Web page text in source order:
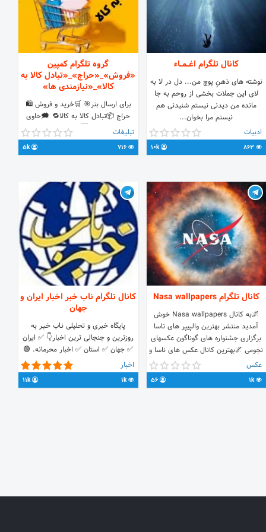
کانال تلگرام اغــمــاء
نوشته های ذهنِ پوچ من... دل در لا به
لای این جملات بخشی از روحم به جا
مانده من دیدنی نیستم شنیدنی هم
نیستم مرا بخوان...
#کپی_همراه_ذکر_منبع پیام ناشناس 👇
https://t.me/BiChatBot?start=sc-
295279-FuxHkU3
ادبیات
863
10k
گروه تلگرام کمپین
«فروش»_«حراج»_«تبادل کالا به
کالا»_«نیازمندی ها»
برای ارسال بنر🎯 🛒خرید و فروش 🛍
حراج 📦تبادل کالا به کالا🔁 🗯حاوی
🔗لینک و تگ 🆔کانالتون↘️ به ربات
@kharidoforoshkala_bot بنر خود را
ارسال کنید.
تبلیغات
716
5k
کانال تلگرام Nasa wallpapers
🌌به کانال Nasa wallpapers خوش
آمدید منتشر بهترین والپیپر های ناسا
برگزاری جشنواره های گوناگون عکسهای
نجومی 🌌بهترین کانال عکس های ناسا و
نجومی برای تبادل و پیشنهادات به آیدی
زیر مراجعه کنید
https://t.me/amiralidaraeinejad
عکس
1k
56
کانال تلگرام ناب خبر اخبار ایران و
جهان
پایگاه خبری و تحلیلی نـاب خـبـر به
روزترین و جنجالی ترین اخبار👇 ✅ ایران
✅ جهان ✅ استان ✅ اخبار محرمانه. 🟢
اخبار ناب را با ناب خبر تجربه کنید
http://nabkhabar.ir
اخبار
1k
11k